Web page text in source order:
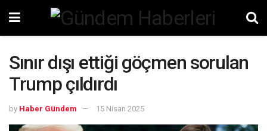
Sınır dışı ettiği göçmen sorulan
Trump çıldırdı
by Haber Gündem 15 Nisan 2025